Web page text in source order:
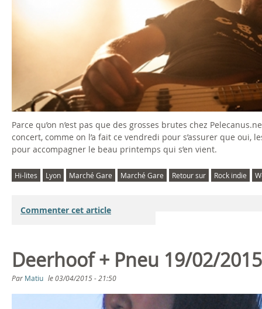
u
n
y
O
f
o
e
A
Parce qu’on n’est pas que des grosses brutes chez
concert, comme on l’a fait ce vendredi pour s’assurer que oui,
pour accompagner le beau printemps qui s’en vient.
Hi-lites Lyon Marché Gare Marché Gare Retour sur Rock indie
Commenter cet article
Deerhoof + Pneu 19/02/
Par Matiu le03/04/2015 - 21:50